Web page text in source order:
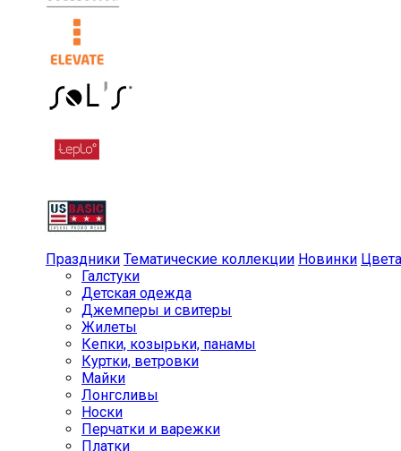
Праздники Тематические коллекции Новинки Цвета
Галстуки
Детская одежда
Джемперы и свитеры
Жилеты
Кепки, козырьки, панамы
Куртки, ветровки
Майки
Лонгсливы
Носки
Перчатки и варежки
Платки